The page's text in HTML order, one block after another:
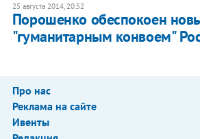
25 августа 2014, 20:52
Порошенко обеспокоен
"гуманитарным конвоем"
Про нас
Реклама на сайте
Ивенты